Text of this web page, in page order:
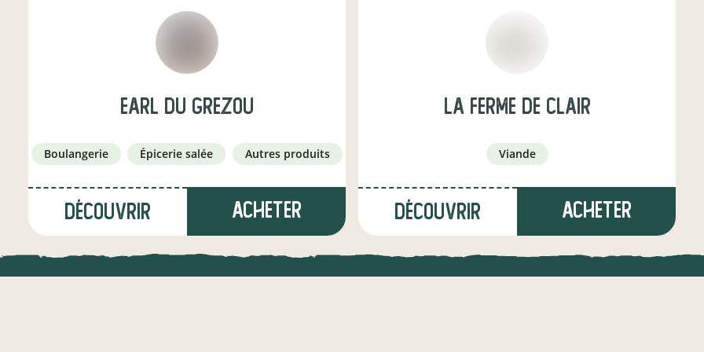
earl du grezou
boulangerie épicerie salée autres produits
Découvrir Acheter
La ferme de Clair
viande
Découvrir Acheter